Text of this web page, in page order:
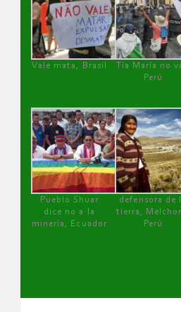
Vale mata, Brasil
Tía María no
Perú
Pueblo Shuar
dice no a la
minería, Ecuador
defensora de
tierra,
Perú